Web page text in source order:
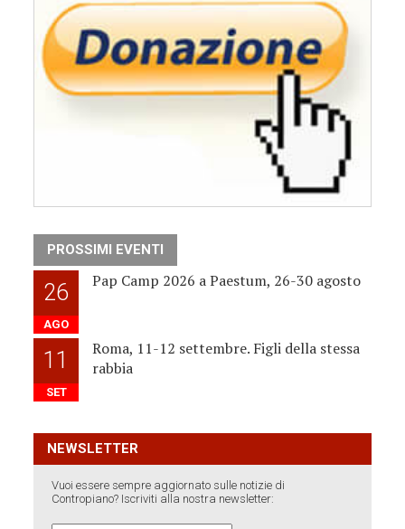
PROSSIMI EVENTI
26
AGO
Pap Camp 2026 a Paestum, 26-30 agosto
11
SET
Roma, 11-12 settembre. Figli della stessa
rabbia
NEWSLETTER
Vuoi essere sempre aggiornato sulle notizie di
Contropiano? Iscriviti alla nostra newsletter: